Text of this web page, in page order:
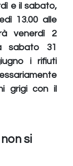
e il sabato,
13.00 alle
venerdì 2
sabato 31
i rifiuti
grigi con il
si